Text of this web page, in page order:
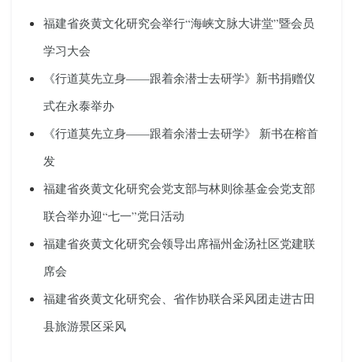
福建省炎黄文化研究会举行“海峡文脉大讲堂”暨会员
学习大会
《行道莫先立身——跟着余潜士去研学》新书捐赠仪
式在永泰举办
《行道莫先立身——跟着余潜士去研学》 新书在榕首
发
福建省炎黄文化研究会党支部与林则徐基金会党支部
联合举办迎“七一”党日活动
福建省炎黄文化研究会领导出席福州金汤社区党建联
席会
福建省炎黄文化研究会、省作协联合采风团走进古田
县旅游景区采风